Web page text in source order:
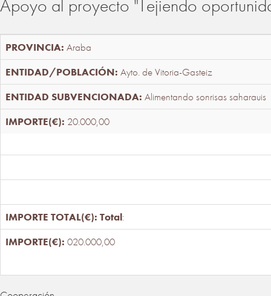
Apoyo al proyecto "Tejiendo
Araba
Ayto. de Vitoria-Gasteiz
Alimentando sonrisas saharauis
20.000,00
Total:
020.000,00